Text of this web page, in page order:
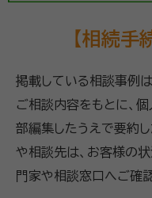
【相続手
掲載している相談事例は
ご相談内容をもとに、
部編集したうえで要約
や相談先は、お客様の
門家や相談窓口へご確